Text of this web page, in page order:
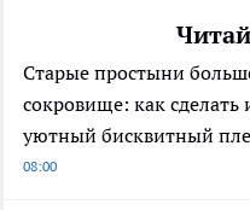
Старые простыни
сокровище: как
уютный бисквитный
08:00